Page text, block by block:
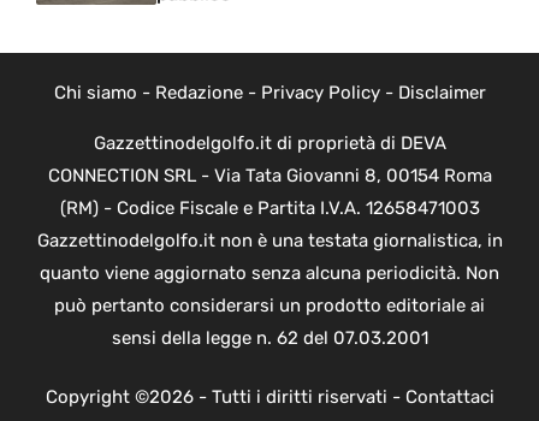
Chi siamo - Redazione- Privacy Policy- Disclaimer
Gazzettinodelgolfo.it di proprietà di DEVA
CONNECTION SRL - Via Tata Giovanni 8, 00154 Roma
(RM) - Codice Fiscale e Partita I.V.A. 12658471003
Gazzettinodelgolfo.it non è una testata giornalistica, in
quanto viene aggiornato senza alcuna periodicità. Non
può pertanto considerarsi un prodotto editoriale ai
sensi della legge n. 62 del 07.03.2001
Copyright ©2026 - Tutti i diritti riservati - Contattaci